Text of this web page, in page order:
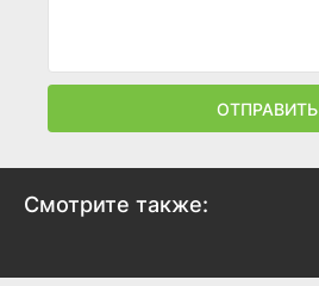
ОТПРАВИТЬ
Смотрите также: